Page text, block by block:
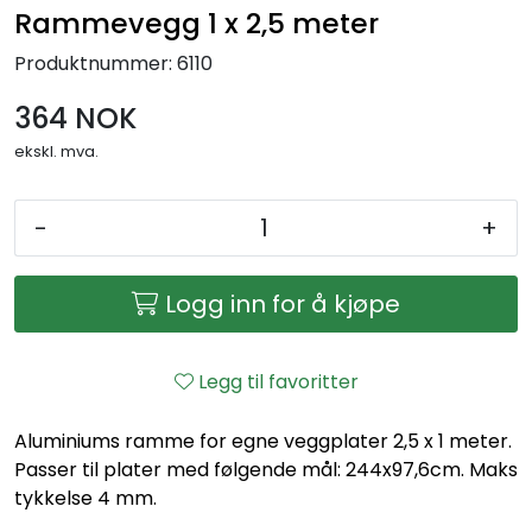
Rammevegg 1 x 2,5 meter
Produktnummer: 6110
364 NOK
ekskl. mva.
- +
Logg inn for å kjøpe
Legg til favoritter
Aluminiums ramme for egne veggplater 2,5 x 1 meter.
Passer til plater med følgende mål: 244x97,6cm. Maks
tykkelse 4 mm.